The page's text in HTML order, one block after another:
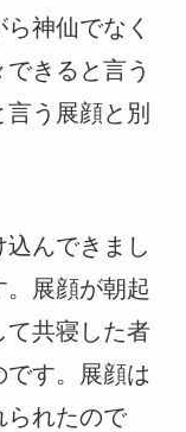
神仙でなく
きると言う
う展顔と別
んできまし
展顔が朝起
て共寝した者
です。展顔は
られたので